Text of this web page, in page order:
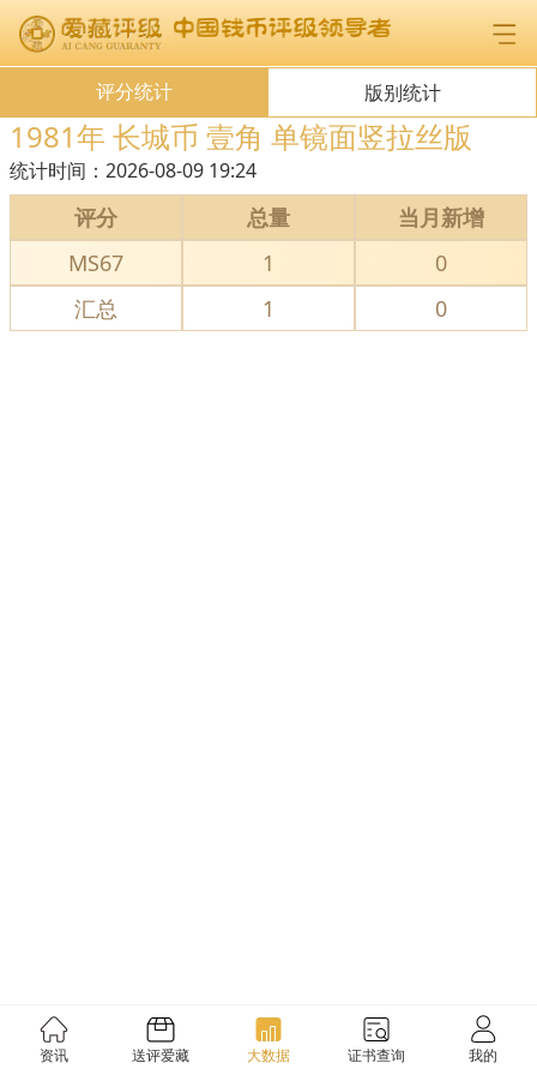
评分统计 版别统计
1981年 长城币 壹角 单镜面竖拉丝版
统计时间： 2026-08-09 19:24
评分 总量
当月新增
MS67
1
0
汇总
1 0
资讯 送评爱藏 大数据 证书查询 我的